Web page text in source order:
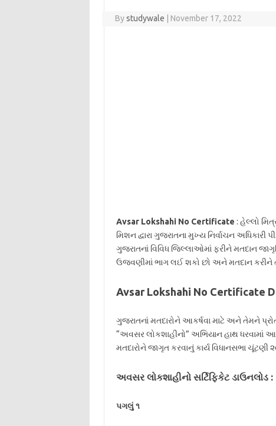
Bystudywale November 17, 2022
Avsar Lokshahi No Certificate : હેલ્લો
મિશન દ્વારા ગુજરાતના મુખ્ય નિર્વાચન
ગુજરાતનાં વિવિધ જિલ્લાઓમાં ફરીને મતદાન
ઉજવણીમાં ભાગ લઈ શકો છો અને મતદાન કરીને
Avsar Lokshahi No Certificate
ગુજરાતનાં મતદારોને આકર્ષવા માટે અને તેમને
“અવસર લોકશાહીનો” અભિયાન હાથ ધરવામાં
મતદારોને જાગૃત કરવાનું કાર્ય વિધાનસભા ચૂંટણી
અવસર લોકશાહીનો સર્ટિફિકેટ ડાઉનલોડ :
પગલું ૧